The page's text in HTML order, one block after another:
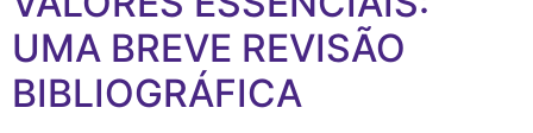
UMA BREVE REVISÃO
BIBLIOGRÁFICA